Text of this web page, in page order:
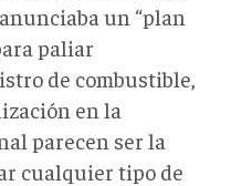
un “plan
paliar
de combustible,
en la
parecen ser la
cualquier tipo de